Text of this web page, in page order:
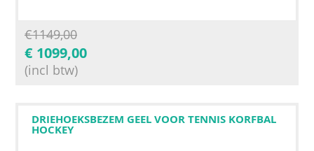
€1149,00
€ 1099,00
(incl btw)
DRIEHOEKSBEZEM GEEL VOOR TENNIS KORFBAL
HOCKEY